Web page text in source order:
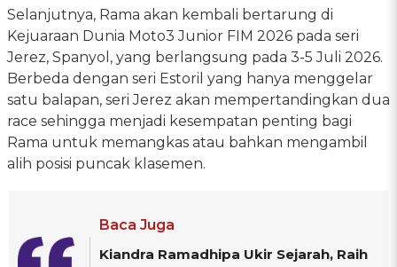
Selanjutnya, Rama akan kembali bertarung di
Kejuaraan Dunia Moto3 Junior FIM 2026 pada seri
Jerez, Spanyol, yang berlangsung pada 3-5 Juli 2026.
Berbeda dengan seri Estoril yang hanya menggelar
satu balapan, seri Jerez akan mempertandingkan dua
race sehingga menjadi kesempatan penting bagi
Rama untuk memangkas atau bahkan mengambil
alih posisi puncak klasemen.
Baca Juga
Kiandra Ramadhipa Ukir Sejarah, Raih